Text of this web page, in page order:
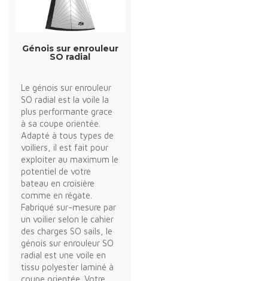
Génois sur enrouleur
SO radial
Le génois sur enrouleur
SO radial est la voile la
plus performante grace
à sa coupe orientée.
Adapté à tous types de
voiliers, il est fait pour
exploiter au maximum le
potentiel de votre
bateau en croisière
comme en régate.
Fabriqué sur-mesure par
un voilier selon le cahier
des charges SO sails, le
génois sur enrouleur SO
radial est une voile en
tissu polyester laminé à
coupe orientée. Votre